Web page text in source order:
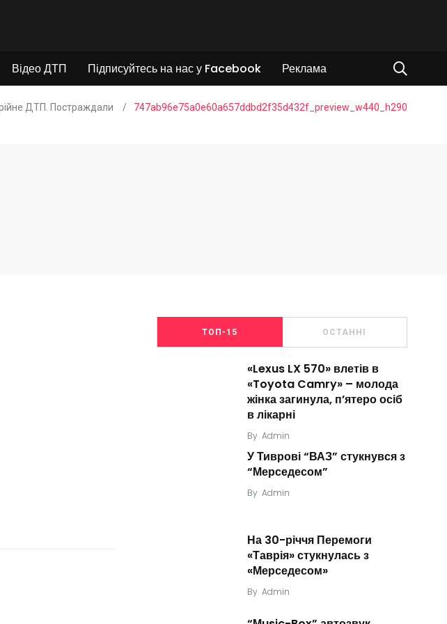
Відео ДТП Підписуйтесь на нас у Facebook Реклама
ДТП. Постраждали
/ 747ab96e75a0e60a657ddbd2f35d432f_preview_w440_h290
ТОП-15 ОСТАННІ
«Lexus LX 570» влетів в
«Toyota Camry» – молода
жінка загинула, п’ятеро осіб
в лікарні
By Admin
У Тиврові “ВАЗ” стукнувся з
“Мерседесом”
By Admin
На 30-річчя Перемоги
«Таврія» стукнулась з
«Мерседесом»
By Admin